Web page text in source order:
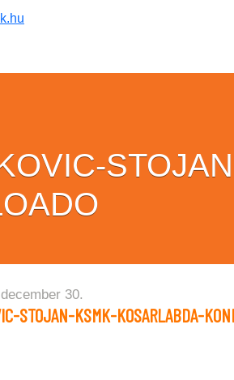
30.
STOJAN-KSMK-KOSARLABDA-